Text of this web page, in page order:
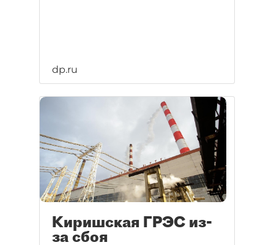
dp.ru
Киришская ГРЭС из-
за сбоя